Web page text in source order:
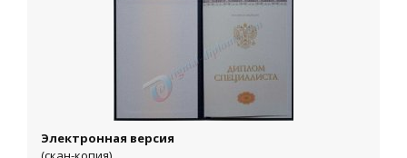
Электронная версия